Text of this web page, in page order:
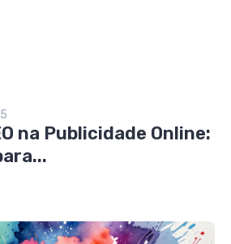
na Publicidade Online: